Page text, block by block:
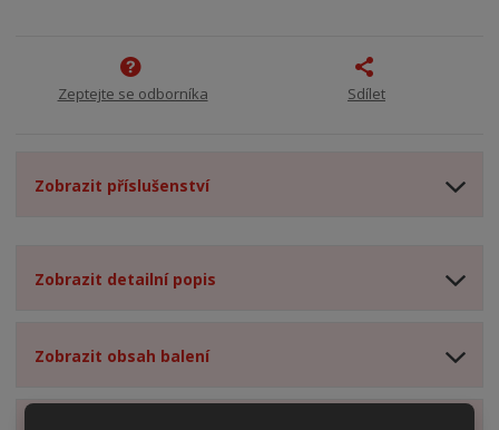
Zeptejte se odborníka Sdílet
Zobrazit příslušenství
Zobrazit detailní popis
Zobrazit obsah balení